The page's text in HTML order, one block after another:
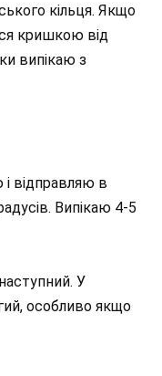
кільця. Якщо
кришкою від
випікаю з
відправляю в
Випікаю 4-5
У
особливо якщо